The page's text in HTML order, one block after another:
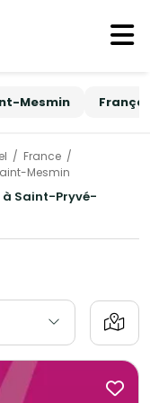
Mesmin
France
Mesmin
Saint-Pryvé-